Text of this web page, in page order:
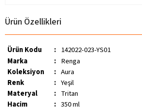
Ürün Özellikleri
Ürün Kodu : 142022-023-YS01
Marka
: Renga
Koleksiyon
: Aura
Renk
: Yeşil
Materyal
: Tritan
Hacim
: 350 ml